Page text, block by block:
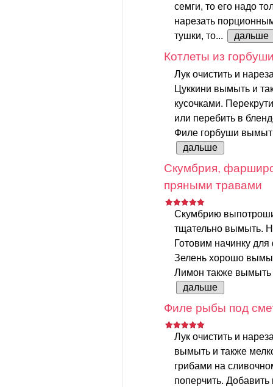
семги, то его надо
нарезать
тушки, то...
дальше
Котлеты из
Лук очистить и
Цуккини вымыть и
кусочками.
или перебить в
Филе горбуши
дальше
Скумбрия,
пряными травами
Скумбрию
тщательно вымыть.
Готовим начинку
Зелень хорошо
Лимон также вымыть
дальше
Филе рыбы под
Лук очистить и
вымыть и также
грибами на
поперчить.